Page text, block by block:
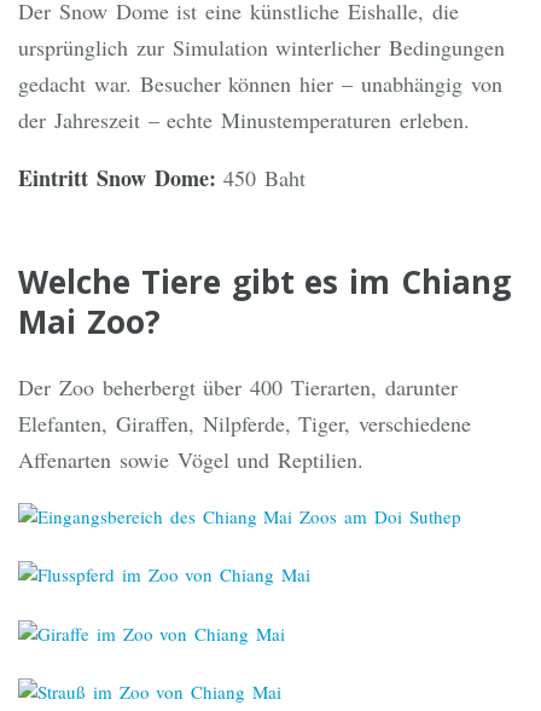
Der Snow Dome ist eine künstliche Eishalle, die
ursprünglich zur Simulation winterlicher Bedingungen
gedacht war. Besucher können hier – unabhängig von
der Jahreszeit – echte Minustemperaturen erleben.
Eintritt Snow Dome: 450 Baht
Welche Tiere gibt es im Chiang
Mai Zoo?
Der Zoo beherbergt über 400 Tierarten, darunter
Elefanten, Giraffen, Nilpferde, Tiger, verschiedene
Affenarten sowie Vögel und Reptilien.